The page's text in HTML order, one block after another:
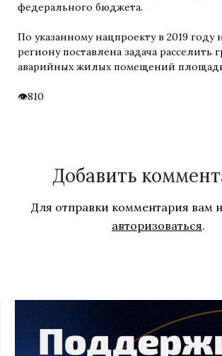
федерального бюджета.
По указанному нацпроекту в 2019 году
региону поставлена задача расселить
аварийных жилых помещений
810
Добавить
Для отправки комментария вам
авторизоваться.